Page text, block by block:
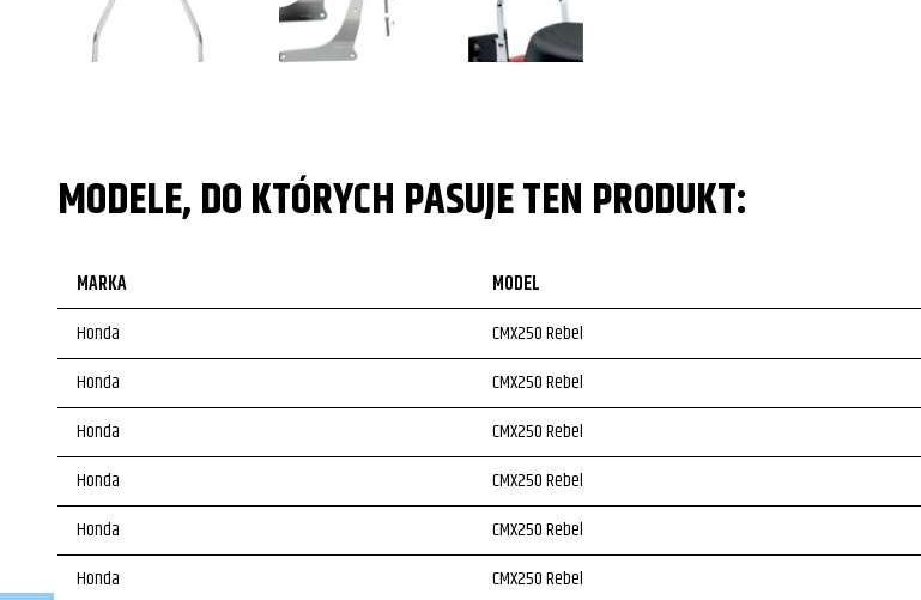
MODELE, DO KTÓRYCH PASUJE TEN PRODUKT:
MARKA MODEL
Honda
CMX250 Rebel
Honda
CMX250 Rebel
Honda
CMX250 Rebel
Honda
CMX250 Rebel
Honda
CMX250 Rebel
Honda
CMX250 Rebel